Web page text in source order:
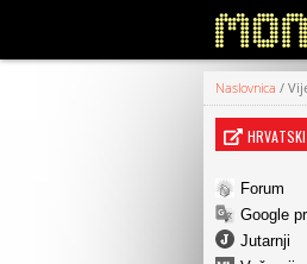
Naslovnica /
Forum
Google
Jutarnji